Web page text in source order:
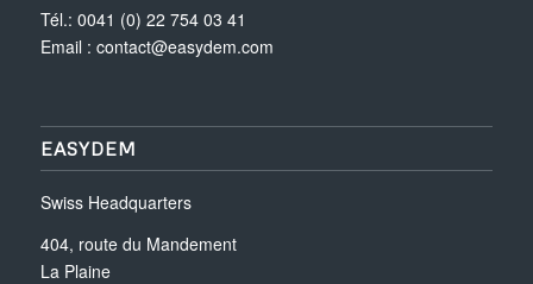
Tél.: 0041 (0) 22 754 03 41
Email : contact@easydem.com
EASYDEM
Swiss Headquarters
404, route du Mandement
La Plaine